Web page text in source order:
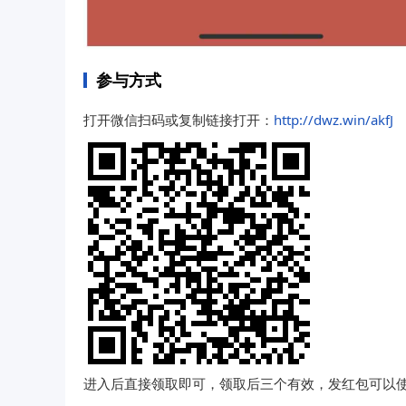
参与方式
打开微信扫码或复制链接打开： http://dwz.win/akfJ
进入后直接领取即可，领取后三个有效，发红包可以